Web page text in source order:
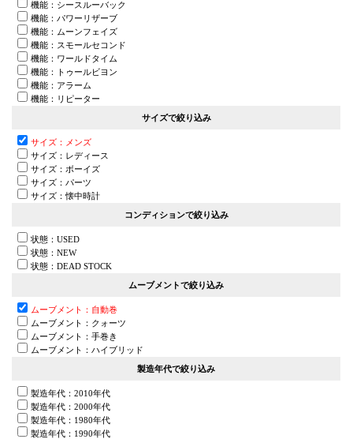
機能：シースルーバック
機能：パワーリザーブ
機能：ムーンフェイズ
機能：スモールセコンド
機能：ワールドタイム
機能：トゥールビヨン
機能：アラーム
機能：リピーター
サイズで絞り込み
サイズ：メンズ
サイズ：レディース
サイズ：ボーイズ
サイズ：パーツ
サイズ：懐中時計
コンディションで絞り込み
状態：USED
状態：NEW
状態：DEAD STOCK
ムーブメントで絞り込み
ムーブメント：自動巻
ムーブメント：クォーツ
ムーブメント：手巻き
ムーブメント：ハイブリッド
製造年代で絞り込み
製造年代：2010年代
製造年代：2000年代
製造年代：1980年代
製造年代：1990年代